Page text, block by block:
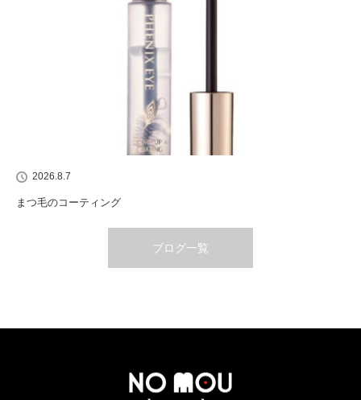
2026.8.7
まつ毛のコーティング
ブログ一覧